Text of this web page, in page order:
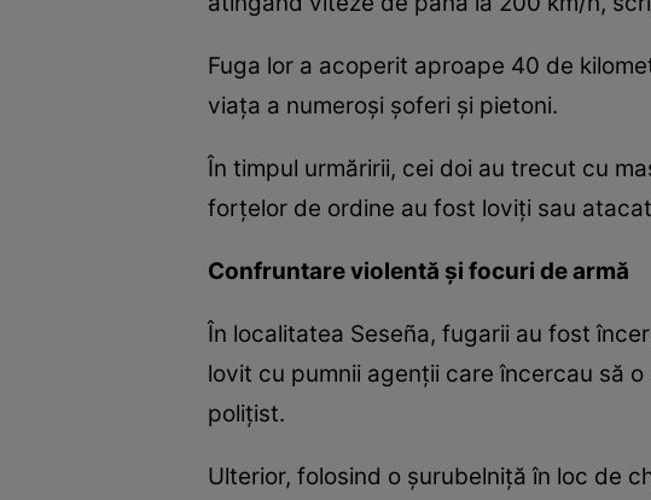
Fuga lor a acoperit aproape 40 de
viața a numeroși șoferi și pietoni.
În timpul urmăririi, cei doi au trecut cu
forțelor de ordine au fost loviți sau
Confruntare violentă și focuri de armă
În localitatea Seseña, fugarii au fost
lovit cu pumnii agenții care încercau să
polițist.
Ulterior, folosind o șurubelniță în loc de